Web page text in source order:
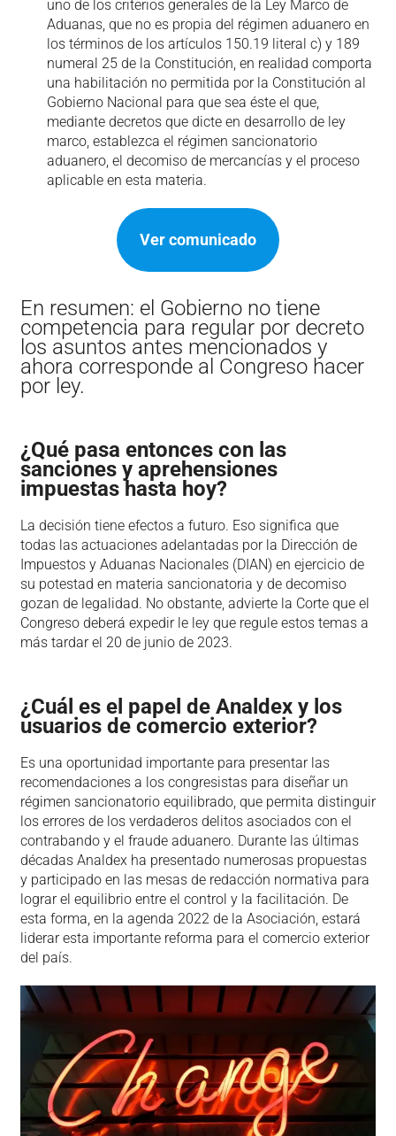
uno de los criterios generales de la Ley Marco de
Aduanas, que no es propia del régimen aduanero en
los términos de los artículos 150.19 literal c) y 189
numeral 25 de la Constitución, en realidad comporta
una habilitación no permitida por la Constitución al
Gobierno Nacional para que sea éste el que,
mediante decretos que dicte en desarrollo de ley
marco, establezca el régimen sancionatorio
aduanero, el decomiso de mercancías y el proceso
aplicable en esta materia.
Ver comunicado
En resumen: el Gobierno no tiene
competencia para regular por decreto
los asuntos antes mencionados y
ahora corresponde al Congreso hacer
por ley.
¿Qué pasa entonces con las
sanciones y aprehensiones
impuestas hasta hoy?
La decisión tiene efectos a futuro. Eso significa que
todas las actuaciones adelantadas por la Dirección de
Impuestos y Aduanas Nacionales (DIAN) en ejercicio de
su potestad en materia sancionatoria y de decomiso
gozan de legalidad. No obstante, advierte la Corte que el
Congreso deberá expedir le ley que regule estos temas a
más tardar el 20 de junio de 2023.
¿Cuál es el papel de Analdex y los
usuarios de comercio exterior?
Es una oportunidad importante para presentar las
recomendaciones a los congresistas para diseñar un
régimen sancionatorio equilibrado, que permita distinguir
los errores de los verdaderos delitos asociados con el
contrabando y el fraude aduanero. Durante las últimas
décadas Analdex ha presentado numerosas propuestas
y participado en las mesas de redacción normativa para
lograr el equilibrio entre el control y la facilitación. De
esta forma, en la agenda 2022 de la Asociación, estará
liderar esta importante reforma para el comercio exterior
del país.